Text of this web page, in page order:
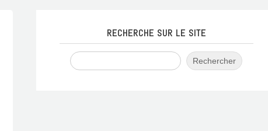
RECHERCHE SUR LE SITE